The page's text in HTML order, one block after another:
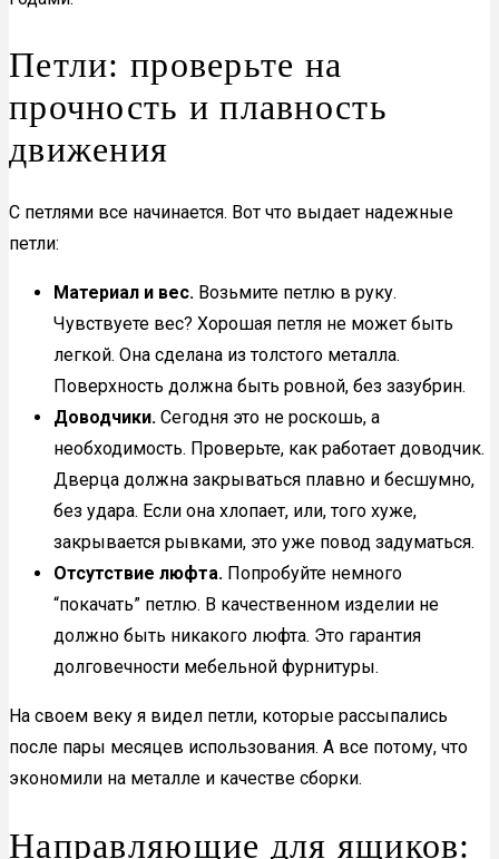
Петли: проверьте на
прочность и плавность
движения
С петлями все начинается. Вот что выдает надежные
петли:
Материал и вес. Возьмите петлю в руку.
Чувствуете вес? Хорошая петля не может быть
легкой. Она сделана из толстого металла.
Поверхность должна быть ровной, без зазубрин.
Доводчики. Сегодня это не роскошь, а
необходимость. Проверьте, как работает доводчик.
Дверца должна закрываться плавно и бесшумно,
без удара. Если она хлопает, или, того хуже,
закрывается рывками, это уже повод задуматься.
Отсутствие люфта. Попробуйте немного
“покачать” петлю. В качественном изделии не
должно быть никакого люфта. Это гарантия
долговечности мебельной фурнитуры.
На своем веку я видел петли, которые рассыпались
после пары месяцев использования. А все потому, что
экономили на металле и качестве сборки.
Направляющие для ящиков: